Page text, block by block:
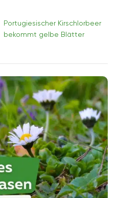
Portugiesischer Kirschlorbeer
bekommt gelbe Blätter